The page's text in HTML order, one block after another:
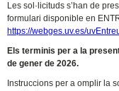
Les sol· licituds s’ han de
formulari disponible en
https://webges.uv.es/
Els terminis per a la
de gener de 2026.
Instruccions per a omplir la